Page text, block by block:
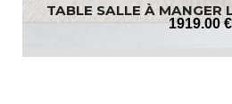
TABLE SALLE À MANGER
1919.00 €